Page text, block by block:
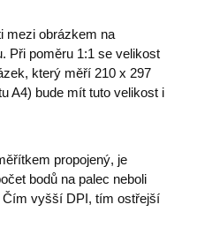
mezi obrázkem na
Při poměru 1:1 se velikost
který měří 210 x 297
A4) bude mít tuto velikost i
propojený, je
bodů na palec neboli
Čím vyšší DPI, tím ostřejší